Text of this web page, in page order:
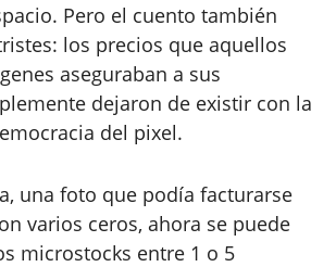
Pero el cuento también
los precios que aquellos
aseguraban a sus
dejaron de existir con la
del pixel.
una foto que podía facturarse
varios ceros, ahora se puede
microstocks entre 1 o 5